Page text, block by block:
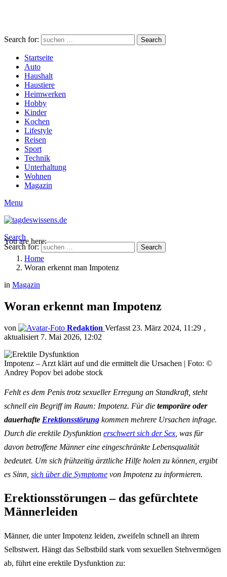
Search for: Search
Startseite
Auto
Haushalt
Haustiere
Heimwerken
Hobby
Kinder
Kochen
Lifestyle
Reisen
Sport
Technik
Unterhaltung
Wohnen
Magazin
Menu
Search
Search for:
Search
You are here:
Home
Woran erkennt man Impotenz
in Magazin
Woran erkennt man Impotenz
von Redaktion
23. März 2024, 11:29
aktualisiert 7. Mai 2026, 12:02
Impotenz – Arzt klärt auf und die ermittelt die Ursachen | Foto: ©
Andrey Popov bei adobe stock
Fehlt es dem Penis trotz sexueller Erregung an Standkraft, steht
schnell ein Begriff im Raum: Impotenz. Für die temporäre oder
dauerhafte Erektionsstörung kommen mehrere Ursachen infrage.
Durch die erektile Dysfunktion erschwert sich der Sex , was für
davon betroffene Männer eine eingeschränkte Lebensqualität
bedeutet. Um sich frühzeitig ärztliche Hilfe holen zu können, ergibt
es Sinn, sich über die Symptome von Impotenz zu informieren.
Erektionsstörungen – das gefürchtete
Männerleiden
Männer, die unter Impotenz leiden, zweifeln schnell an ihrem
Selbstwert. Hängt das Selbstbild stark vom sexuellen Stehvermögen
ab, führt eine erektile Dysfunktion zu: